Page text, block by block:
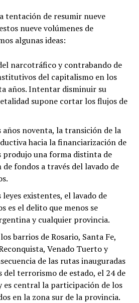
tentación de resumir nueve
nueve volúmenes de
algunas ideas:
narcotráfico y contrabando de
del capitalismo en los
años. Intentar disminuir su
supone cortar los flujos de
noventa, la transición de la
hacia la financiarización de
produjo una forma distinta de
fondos a través del lavado de
leyes existentes, el lavado de
es el delito que menos se
y cualquier provincia.
barrios de Rosario, Santa Fe,
Venado Tuerto y
de las rutas inauguradas
del terrorismo de estado, el 24 de
es central la participación de los
en la zona sur de la provincia.